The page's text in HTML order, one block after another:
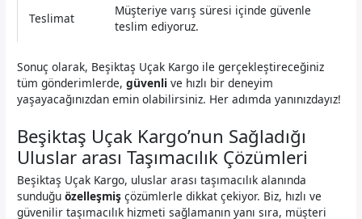
Teslimat
Müşteriye varış süresi içinde güvenle
teslim ediyoruz.
Sonuç olarak, Beşiktaş Uçak Kargo ile gerçekleştireceğiniz
tüm gönderimlerde,güvenli ve hızlı bir deneyim
yaşayacağınızdan emin olabilirsiniz. Her adımda yanınızdayız!
Beşiktaş Uçak Kargo’nun Sağladığı
Uluslar arası Taşımacılık Çözümleri
Beşiktaş Uçak Kargo, uluslar arası taşımacılık alanında
sunduğuözelleşmiş çözümlerle dikkat çekiyor. Biz, hızlı ve
güvenilir taşımacılık hizmeti sağlamanın yanı sıra, müşteri